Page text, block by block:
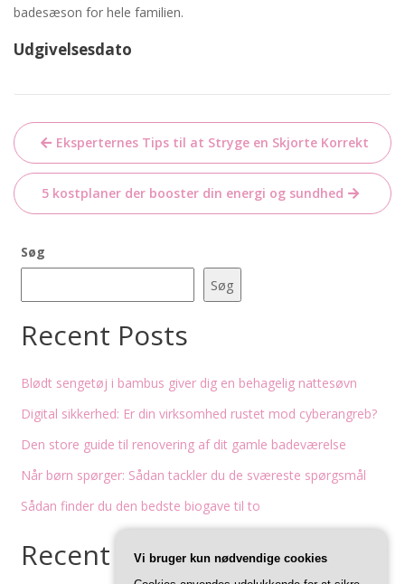
badesæson for hele familien.
Udgivelsesdato
Indlægsnavigation
Eksperternes Tips til at Stryge en Skjorte Korrekt
5 kostplaner der booster din energi og sundhed
Søg
Søg
Recent Posts
Blødt sengetøj i bambus giver dig en behagelig nattesøvn
Digital sikkerhed: Er din virksomhed rustet mod cyberangreb?
Den store guide til renovering af dit gamle badeværelse
Når børn spørger: Sådan tackler du de sværeste spørgsmål
Sådan finder du den bedste biogave til to
Recent Comments
Vi bruger kun nødvendige cookies